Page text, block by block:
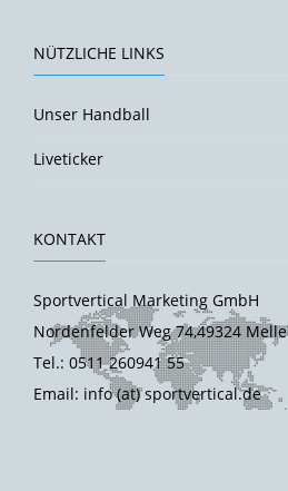
NÜTZLICHE LINKS
Unser Handball
Liveticker
KONTAKT
Sportvertical Marketing GmbH
Nordenfelder Weg 74,49324 Melle
Tel.: 0511 260941 55
Email: info (at) sportvertical.de